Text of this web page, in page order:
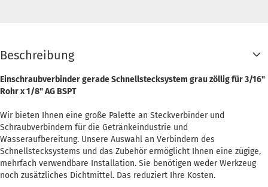
Beschreibung
Einschraubverbinder gerade Schnellstecksystem grau zöllig für 3/16"
Rohr x 1/8" AG BSPT
Wir bieten Ihnen eine große Palette an Steckverbinder und
Schraubverbindern für die Getränkeindustrie und
Wasseraufbereitung. Unsere Auswahl an Verbindern des
Schnellstecksystems und das Zubehör ermöglicht Ihnen eine zügige,
mehrfach verwendbare Installation. Sie benötigen weder Werkzeug
noch zusätzliches Dichtmittel. Das reduziert Ihre Kosten.